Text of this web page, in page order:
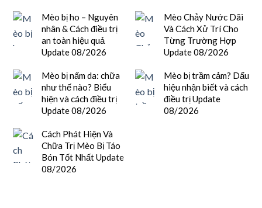
Mèo bị ho – Nguyên
nhân & Cách điều trị
an toàn hiệu quả
Update 08/2026
Mèo Chảy Nước Dãi
Và Cách Xử Trí Cho
Từng Trường Hợp
Update 08/2026
Mèo bị nấm da: chữa
như thế nào? Biểu
hiện và cách điều trị
Update 08/2026
Mèo bị trầm cảm? Dấu
hiệu nhận biết và cách
điều trị Update
08/2026
Cách Phát Hiện Và
Chữa Trị Mèo Bị Táo
Bón Tốt Nhất Update
08/2026